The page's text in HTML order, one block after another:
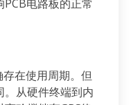
电路板的正常
在使用周期。但
从硬件终端到内